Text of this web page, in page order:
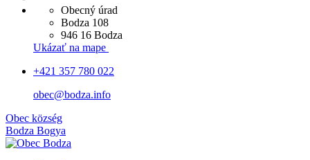
Obecný úrad
Bodza 108
946 16 Bodza
Ukázať na mape
+421 357 780 022
obec@bodza.info
Obec község
Bodza Bogya